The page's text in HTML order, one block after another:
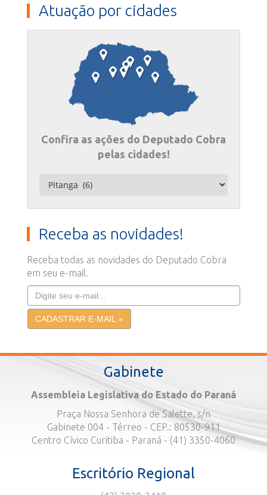
Atuação por cidades
Confira as ações do Deputado Cobra
pelas cidades!
Receba as novidades!
Receba todas as novidades do Deputado Cobra
em seu e-mail.
Gabinete
Assembleia Legislativa do Estado do Paraná
Praça Nossa Senhora de Salette, s/n
Gabinete 004 - Térreo - CEP.: 80530-911
Centro Cívico Curitiba - Paraná - (41) 3350-4060
Escritório Regional